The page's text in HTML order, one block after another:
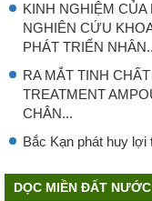
KINH NGHIỆM
NGHIÊN CỨU
PHÁT TRIỂN
RA MẮT TINH
TREATMENT
CHÂN...
Bắc Kạn phát huy lợi
DỌC MIỀN ĐẤT NƯỚC